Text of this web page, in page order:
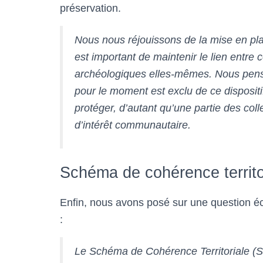
préservation.
Nous nous réjouissons de la mise en
est important de maintenir le lien entre
archéologiques elles-mêmes. Nous
pour le moment est exclu de ce
protéger, d’autant qu’une partie des
d’intérêt communautaire.
Schéma de cohérence
Enfin, nous avons posé sur une question
:
Le Schéma de Cohérence Territoriale